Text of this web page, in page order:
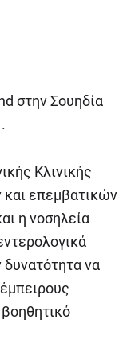
στην Σουηδία
Κλινικής
και επεμβατικών
η νοσηλεία
να